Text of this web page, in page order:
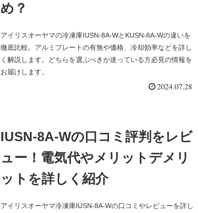
め？
アイリスオーヤマの冷凍庫IUSN-8A-WとKUSN-8A-Wの違いを
徹底比較。アルミプレートの有無や価格、冷却効率などを詳し
く解説します。どちらを選ぶべきか迷っている方必見の情報を
お届けします。
2024.07.28
IUSN-8A-Wの口コミ評判をレビ
ュー！電気代やメリットデメリ
ットを詳しく紹介
アイリスオーヤマ冷凍庫IUSN-8A-Wの口コミやレビューを詳し